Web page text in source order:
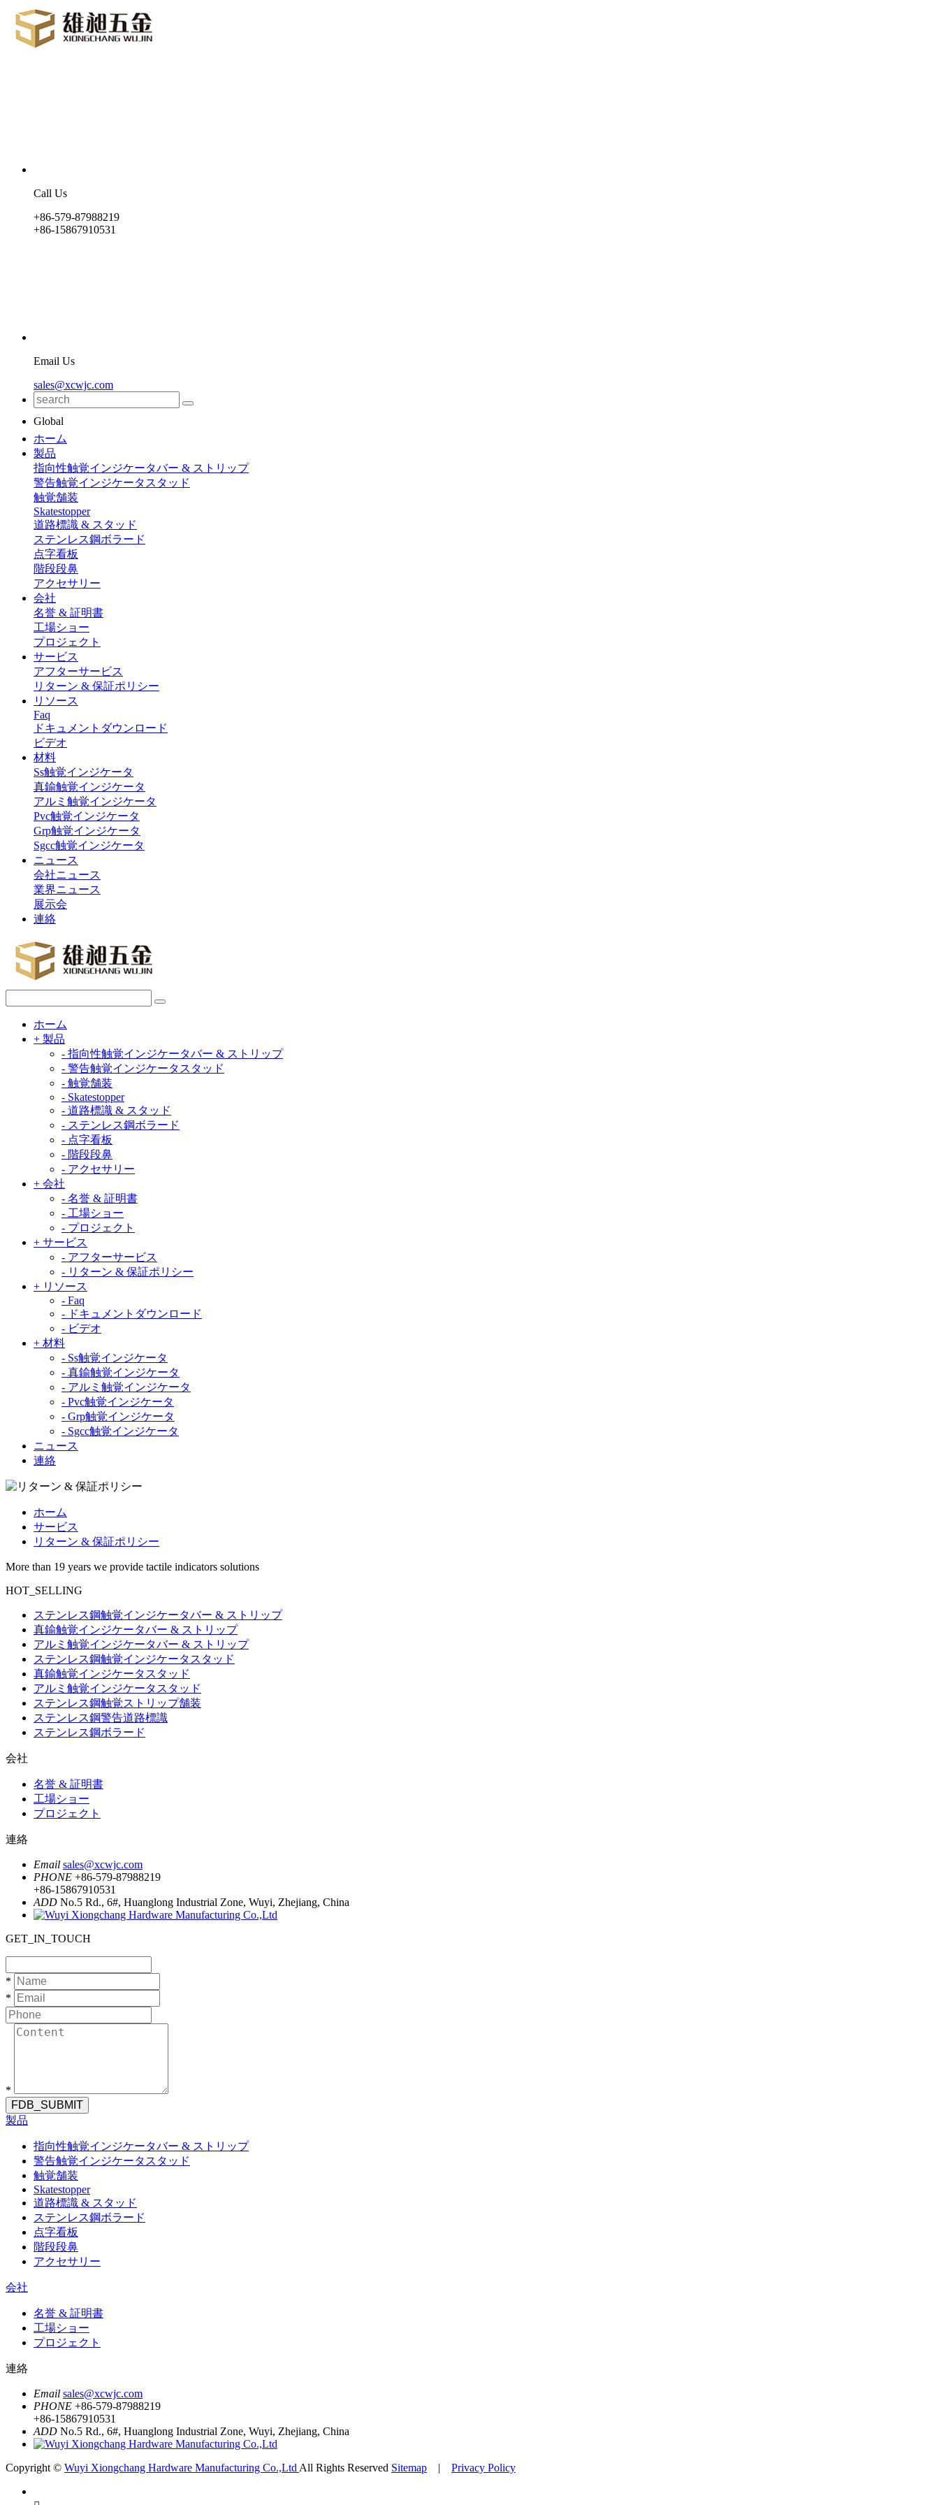
Call Us
+86-579-87988219
+86-15867910531
Email Us
sales@xcwjc.com
Global
ホーム
製品
指向性触覚インジケータバー & ストリップ
警告触覚インジケータスタッド
触覚舗装
Skatestopper
道路標識 & スタッド
ステンレス鋼ボラード
点字看板
階段段鼻
アクセサリー
会社
名誉 & 証明書
工場ショー
プロジェクト
サービス
アフターサービス
リターン & 保証ポリシー
リソース
Faq
ドキュメントダウンロード
ビデオ
材料
Ss触覚インジケータ
真鍮触覚インジケータ
アルミ触覚インジケータ
Pvc触覚インジケータ
Grp触覚インジケータ
Sgcc触覚インジケータ
ニュース
会社ニュース
業界ニュース
展示会
連絡
ホーム
+ 製品
- 指向性触覚インジケータバー & ストリップ
- 警告触覚インジケータスタッド
- 触覚舗装
- Skatestopper
- 道路標識 & スタッド
- ステンレス鋼ボラード
- 点字看板
- 階段段鼻
- アクセサリー
+ 会社
- 名誉 & 証明書
- 工場ショー
- プロジェクト
+ サービス
- アフターサービス
- リターン & 保証ポリシー
+ リソース
- Faq
- ドキュメントダウンロード
- ビデオ
+ 材料
- Ss触覚インジケータ
- 真鍮触覚インジケータ
- アルミ触覚インジケータ
- Pvc触覚インジケータ
- Grp触覚インジケータ
- Sgcc触覚インジケータ
ニュース
連絡
ホーム
サービス
リターン & 保証ポリシー
More than 19 years we provide tactile indicators solutions
HOT_SELLING
ステンレス鋼触覚インジケータバー & ストリップ
真鍮触覚インジケータバー & ストリップ
アルミ触覚インジケータバー & ストリップ
ステンレス鋼触覚インジケータスタッド
真鍮触覚インジケータスタッド
アルミ触覚インジケータスタッド
ステンレス鋼触覚ストリップ舗装
ステンレス鋼警告道路標識
ステンレス鋼ボラード
会社
名誉 & 証明書
工場ショー
プロジェクト
連絡
Email sales@xcwjc.com
PHONE +86-579-87988219
+86-15867910531
ADD No.5 Rd., 6#, Huanglong Industrial Zone, Wuyi, Zhejiang, China
GET_IN_TOUCH
*
*
*
FDB_SUBMIT
製品
指向性触覚インジケータバー & ストリップ
警告触覚インジケータスタッド
触覚舗装
Skatestopper
道路標識 & スタッド
ステンレス鋼ボラード
点字看板
階段段鼻
アクセサリー
会社
名誉 & 証明書
工場ショー
プロジェクト
連絡
Email sales@xcwjc.com
PHONE +86-579-87988219
+86-15867910531
ADD No.5 Rd., 6#, Huanglong Industrial Zone, Wuyi, Zhejiang, China
Copyright © Wuyi Xiongchang Hardware Manufacturing Co.,Ltd All Rights Reserved Sitemap | Privacy Policy